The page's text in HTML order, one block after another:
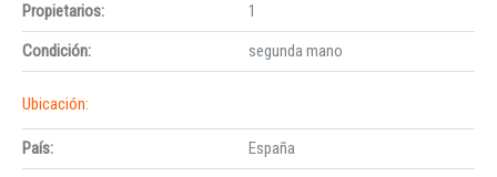
Propietarios:
1
Condición:
segunda mano
Ubicación:
País:
España